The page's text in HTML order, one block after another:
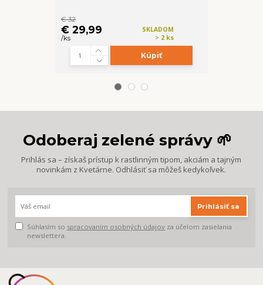
€ 32
€ 29,99
/ks
SKLADOM
> 2 ks
Kúpiť
Odoberaj zelené správy 🌱
Prihlás sa – získaš prístup k rastlinným tipom, akciám a tajným
novinkám z Kvetárne. Odhlásiť sa môžeš kedykoľvek.
Prihlásiť sa
Súhlasím so spracovaním osobných údajov za účelom zasielania
newslettera.